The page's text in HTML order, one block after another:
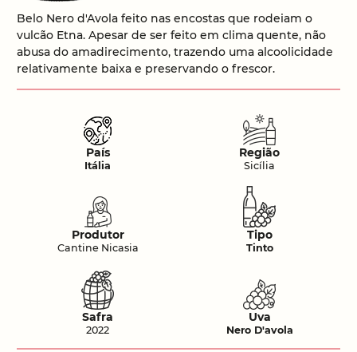
Belo Nero d'Avola feito nas encostas que rodeiam o
vulcão Etna. Apesar de ser feito em clima quente, não
abusa do amadirecimento, trazendo uma alcoolicidade
relativamente baixa e preservando o frescor.
País
Itália
Região
Sicília
Produtor
Cantine Nicasia
Tipo
Tinto
Safra
2022
Uva
Nero D'avola